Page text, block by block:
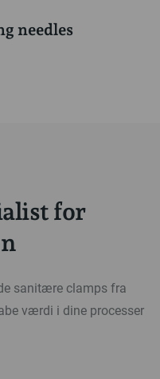
needles
for
sanitære clamps fra
værdi i dine processer